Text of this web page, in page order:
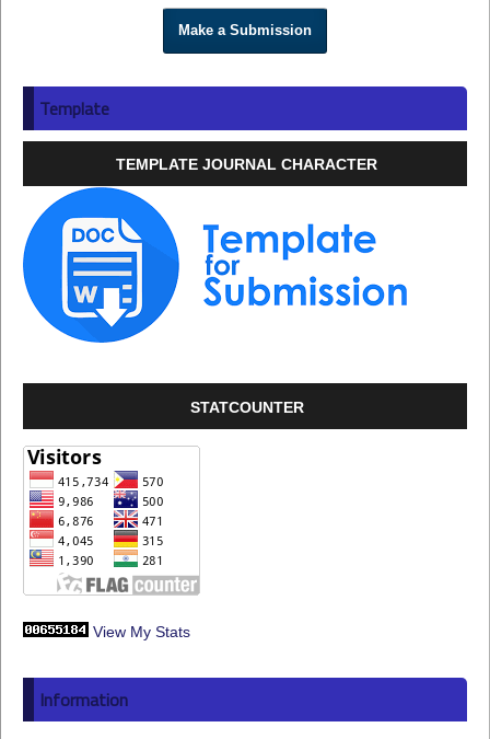
Make a Submission
Template
TEMPLATE JOURNAL CHARACTER
STATCOUNTER
View My Stats
Information